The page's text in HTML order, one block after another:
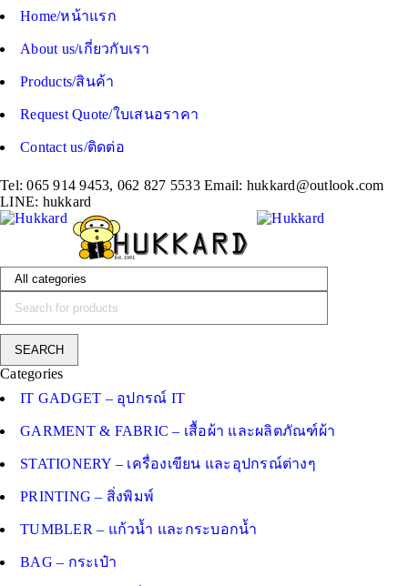
Home/หน้าแรก
About us/เกี่ยวกับเรา
Products/สินค้า
Request Quote/ใบเสนอราคา
Contact us/ติดต่อ
Tel: 065 914 9453, 062 827 5533 Email: hukkard@outlook.com
LINE: hukkard
Categories
IT GADGET – อุปกรณ์ IT
GARMENT & FABRIC – เสื้อผ้า และผลิตภัณฑ์ผ้า
STATIONERY – เครื่องเขียน และอุปกรณ์ต่างๆ
PRINTING – สิ่งพิมพ์
TUMBLER – แก้วน้ำ และกระบอกน้ำ
BAG – กระเป๋า